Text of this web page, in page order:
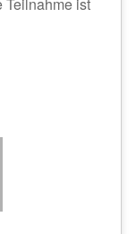
Teilnahme ist